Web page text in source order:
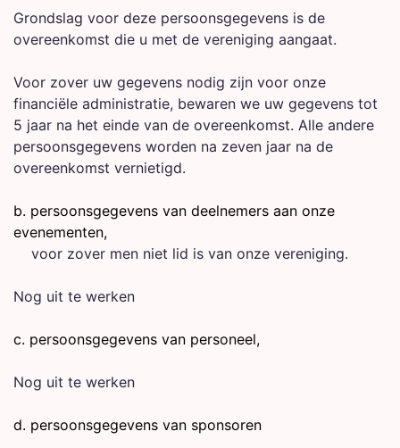
Grondslag voor deze persoonsgegevens is de
overeenkomst die u met de vereniging aangaat.
Voor zover uw gegevens nodig zijn voor onze
financiële administratie, bewaren we uw gegevens tot
5 jaar na het einde van de overeenkomst. Alle andere
persoonsgegevens worden na zeven jaar na de
overeenkomst vernietigd.
b. persoonsgegevens van deelnemers aan onze
evenementen,
voor zover men niet lid is van onze vereniging.
Nog uit te werken
c. persoonsgegevens van personeel,
Nog uit te werken
d. persoonsgegevens van sponsoren